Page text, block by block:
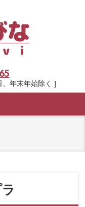
年末年始除く ]